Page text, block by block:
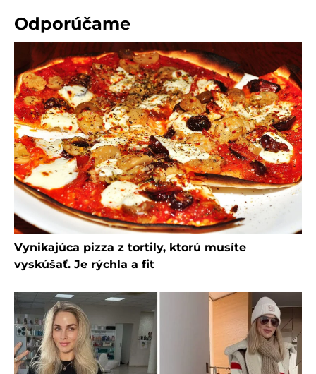
Odporúčame
Vynikajúca pizza z tortily, ktorú musíte
vyskúšať. Je rýchla a fit